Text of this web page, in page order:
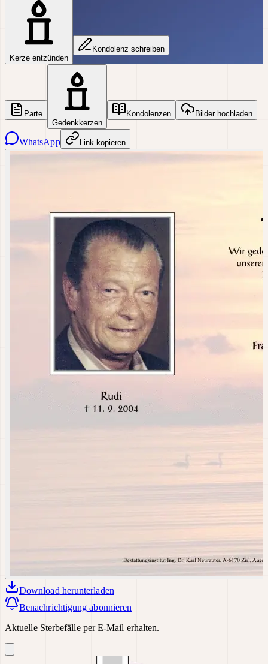
Kerze entzünden
Kondolenz schreiben
Parte
Gedenkkerzen
Kondolenzen Bilder hochladen
WhatsApp Link kopieren
Download herunterladen
Benachrichtigung abonnieren
Aktuelle Sterbefälle per E-Mail erhalten.